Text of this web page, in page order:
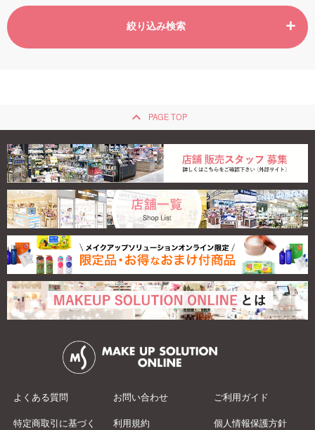
絞り込み検索
keyboard_arrow_up PAGE TOP
よくある質問 お問い合わせ ご利用ガイド
特定商取引に基づく
利用規約 個人情報保護方針